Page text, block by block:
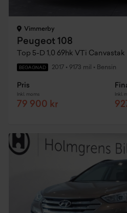
Vimmerby
Peugeot 108
Top 5-D 1,0 69hk VTi Canvastak
BEGAGNAD 2017 • 9173 mil • Bensin
Pris
Inkl. moms
79 900 kr
Inkl.